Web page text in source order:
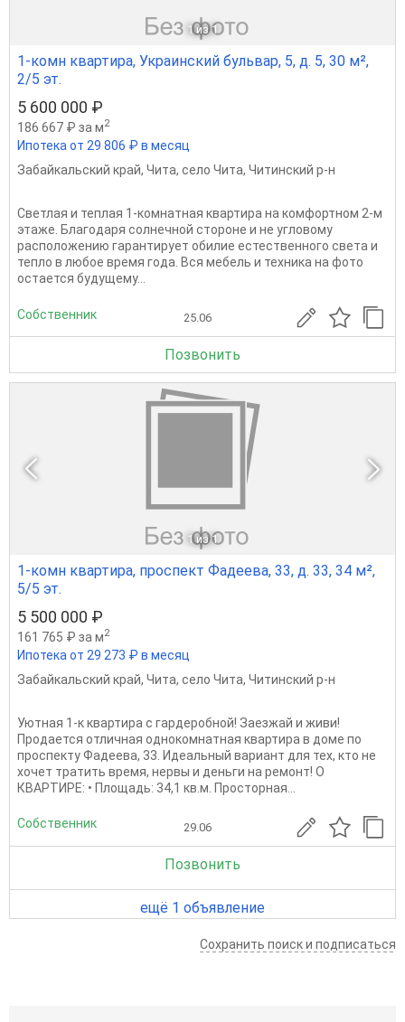
1 из 1
1-комн квартира, Украинский бульвар, 5, д. 5, 30 м²,
2/5 эт.
5 600 000 ₽
186 667 ₽ за м2
Ипотека от 29 806 ₽ в месяц
Забайкальский край, Чита, село Чита, Читинский р-н
Светлая и теплая 1-комнатная квартира на комфортном 2-м
этаже. Благодаря солнечной стороне и не угловому
расположению гарантирует обилие естественного света и
тепло в любое время года. Вся мебель и техника на фото
остается будущему...
Собственник 25.06
Позвонить
1 из 1
1-комн квартира, проспект Фадеева, 33, д. 33, 34 м²,
5/5 эт.
5 500 000 ₽
161 765 ₽ за м2
Ипотека от 29 273 ₽ в месяц
Забайкальский край, Чита, село Чита, Читинский р-н
Уютная 1-к квартира с гардеробной! Заезжай и живи!
Продается отличная однокомнатная квартира в доме по
проспекту Фадеева, 33. Идеальный вариант для тех, кто не
хочет тратить время, нервы и деньги на ремонт! О
КВАРТИРЕ: • Площадь: 34,1 кв.м. Просторная...
Собственник 29.06
Позвонить
ещё 1 объявление
Сохранить поиск и подписаться